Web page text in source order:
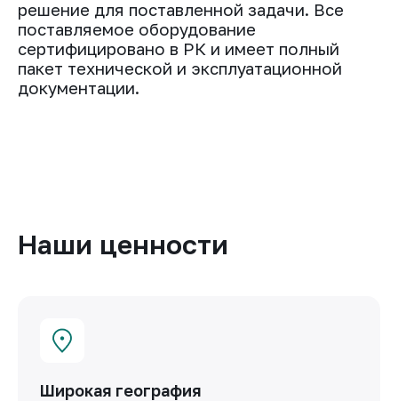
решение для поставленной задачи. Все
поставляемое оборудование
сертифицировано в РК и имеет полный
пакет технической и эксплуатационной
документации.
Наши ценности
Широкая география